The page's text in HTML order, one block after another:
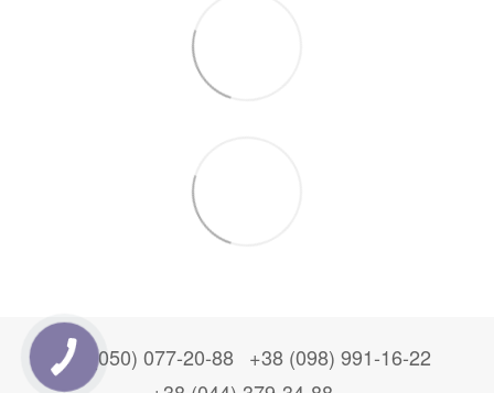
+38 (050) 077-20-88 +38 (098) 991-16-22